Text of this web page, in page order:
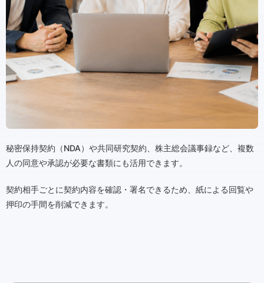
秘密保持契約（NDA）や共同研究契約、株主総会議事録など、複数
人の同意や承認が必要な書類にも活用できます。
契約相手ごとに契約内容を確認・署名できるため、紙による回覧や
押印の手間を削減できます。